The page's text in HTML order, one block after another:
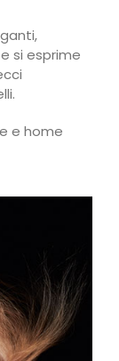
si esprime
e home